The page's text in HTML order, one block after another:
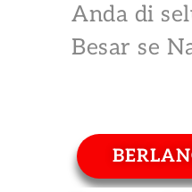
Anda di
Besar se